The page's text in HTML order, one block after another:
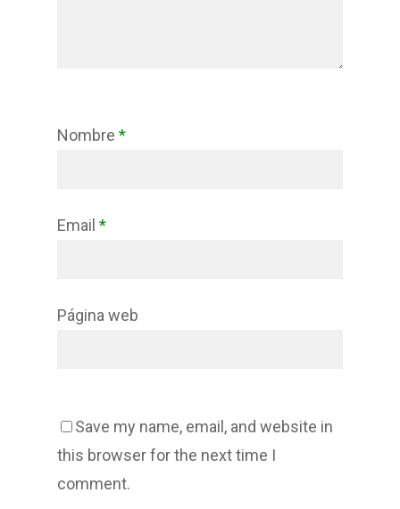
Nombre *
Email *
Página web
Save my name, email, and website in
this browser for the next time I
comment.